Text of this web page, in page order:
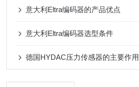
意大利Eltra编码器的产品优点
意大利Eltra编码器选型条件
德国HYDAC压力传感器的主要作用